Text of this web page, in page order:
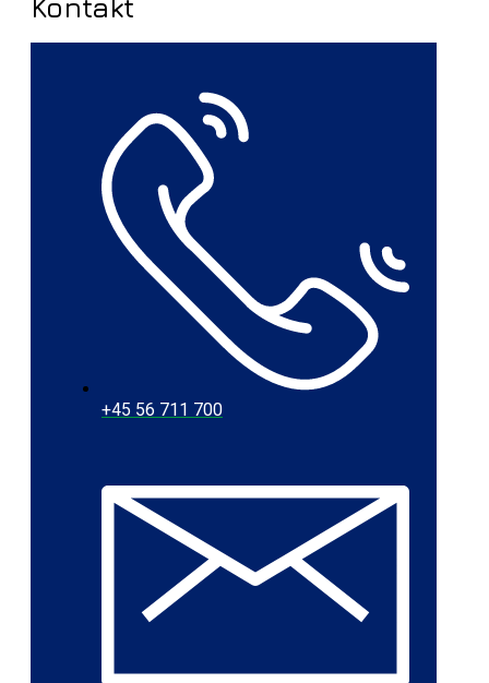
Kontakt
+45 56 711 700